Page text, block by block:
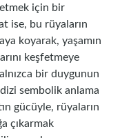
için bir
ise, bu rüyaların
koyarak, yaşamın
keşfetmeye
bir duygunun
sembolik anlama
gücüyle, rüyaların
çıkarmak